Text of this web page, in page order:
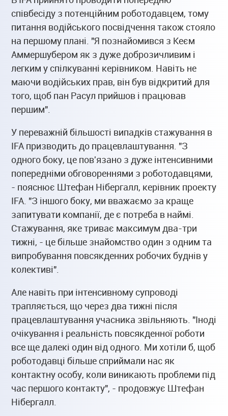
співбесіду з потенційним роботодавцем, тому
питання водійського посвідчення також стояло
на першому плані. "Я познайомився з Кеєм
Аммершубером як з дуже доброзичливим і
легким у спілкуванні керівником. Навіть не
маючи водійських прав, він був відкритий для
того, щоб пан Расул прийшов і працював
першим".
У переважній більшості випадків стажування в
IFA призводить до працевлаштування. "З
одного боку, це пов'язано з дуже інтенсивними
попередніми обговореннями з роботодавцями,
- пояснює Штефан Нібергалл, керівник проекту
IFA. "З іншого боку, ми вважаємо за краще
запитувати компанії, де є потреба в наймі.
Стажування, яке триває максимум два-три
тижні, - це більше знайомство один з одним та
випробування повсякденних робочих буднів у
колективі".
Але навіть при інтенсивному супроводі
трапляється, що через два тижні після
працевлаштування учасника звільняють. "Іноді
очікування і реальність повсякденної роботи
все ще далекі один від одного. Ми хотіли б, щоб
роботодавці більше сприймали нас як
контактну особу, коли виникають проблеми під
час першого контакту", - продовжує Штефан
Нібергалл.